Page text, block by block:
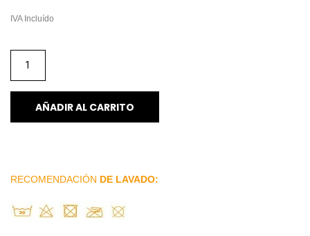
IVA Incluído
AÑADIR AL CARRITO
RECOMENDACIÓN DE LAVADO: